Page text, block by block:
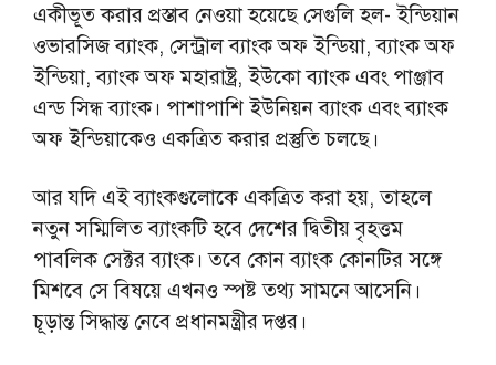
একীভূত করার প্রস্তাব নেওয়া হয়েছে সেগুলি হল- ইন্ডিয়ান
ওভারসিজ ব্যাংক, সেন্ট্রাল ব্যাংক অফ ইন্ডিয়া, ব্যাংক অফ
ইন্ডিয়া, ব্যাংক অফ মহারাষ্ট্র, ইউকো ব্যাংক এবং পাঞ্জাব
এন্ড সিন্ধ ব্যাংক। পাশাপাশি ইউনিয়ন ব্যাংক এবং ব্যাংক
অফ ইন্ডিয়াকেও একত্রিত করার প্রস্তুতি চলছে।
আর যদি এই ব্যাংকগুলোকে একত্রিত করা হয়, তাহলে
নতুন সম্মিলিত ব্যাংকটি হবে দেশের দ্বিতীয় বৃহত্তম
পাবলিক সেক্টর ব্যাংক। তবে কোন ব্যাংক কোনটির সঙ্গে
মিশবে সে বিষয়ে এখনও স্পষ্ট তথ্য সামনে আসেনি।
চূড়ান্ত সিদ্ধান্ত নেবে প্রধানমন্ত্রীর দপ্তর।